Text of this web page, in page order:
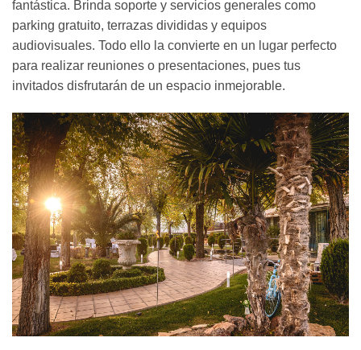
fantástica. Brinda soporte y servicios generales como
parking gratuito, terrazas divididas y equipos
audiovisuales. Todo ello la convierte en un lugar perfecto
para realizar reuniones o presentaciones, pues tus
invitados disfrutarán de un espacio inmejorable.